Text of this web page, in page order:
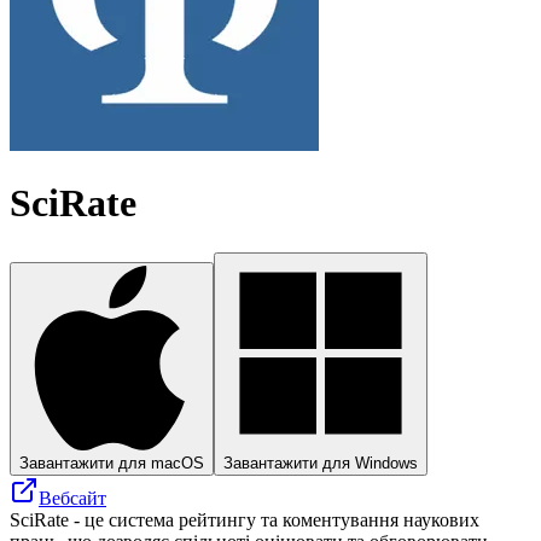
SciRate
Завантажити для macOS Завантажити для Windows
Вебсайт
SciRate - це система рейтингу та коментування наукових